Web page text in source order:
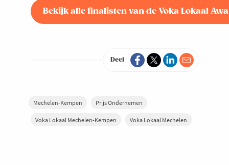
Bekijk alle finalisten van de Voka Lokaal
Deel
Mechelen-Kempen Prijs Ondernemen
Voka Lokaal Mechelen-Kempen Voka Lokaal Mechelen